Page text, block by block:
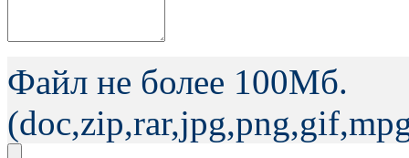
Файл не более 100Мб.